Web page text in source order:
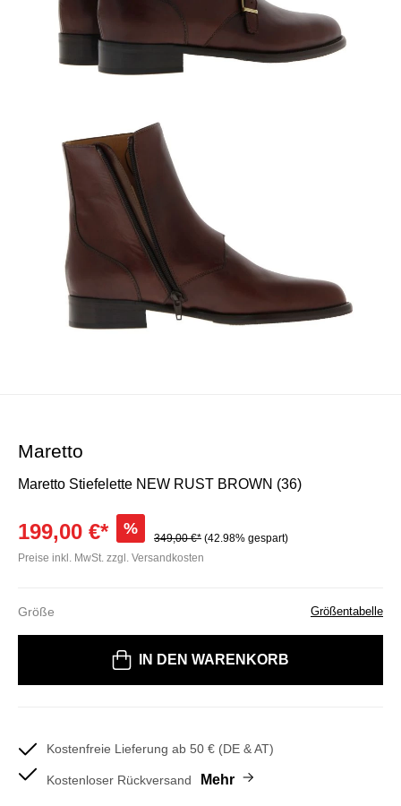
Maretto
Maretto Stiefelette NEW RUST BROWN (36)
199,00 €* %
349,00 €* (42.98% gespart)
Preise inkl. MwSt. zzgl. Versandkosten
Größe Größentabelle
IN DEN WARENKORB
Kostenfreie Lieferung ab 50 € (DE & AT)
Kostenloser Rückversand Mehr